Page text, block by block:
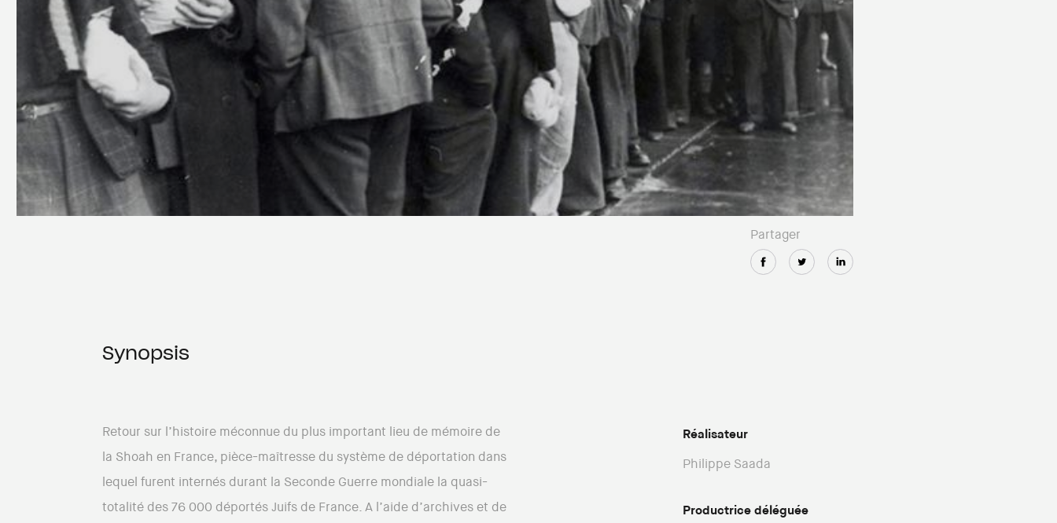
Partager
Synopsis
Retour sur l’histoire méconnue du plus important lieu de mémoire de
la Shoah en France, pièce-maîtresse du système de déportation dans
lequel furent internés durant la Seconde Guerre mondiale la quasi-
totalité des 76 000 déportés Juifs de France. A l’aide d’archives et de
Réalisateur
Philippe Saada
Productrice déléguée